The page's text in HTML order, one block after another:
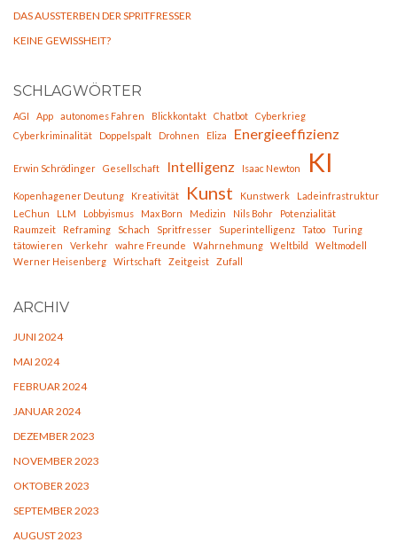
DAS AUSSTERBEN DER SPRITFRESSER
KEINE GEWISSHEIT?
SCHLAGWÖRTER
AGI App autonomes Fahren Blickkontakt Chatbot
Cyberkrieg
Cyberkriminalität
Doppelspalt Drohnen Eliza Energieeffizienz
Erwin Schrödinger Gesellschaft Intelligenz Isaac Newton KI
Kopenhagener Deutung Kreativität Kunst Kunstwerk
Ladeinfrastruktur
LeChun
LLM Lobbyismus Max Born Medizin Nils Bohr
Potenzialität
Raumzeit
Reframing Schach Spritfresser Superintelligenz Tatoo
Turing
tätowieren
Verkehr wahre Freunde Wahrnehmung Weltbild
Weltmodell
Werner Heisenberg
Wirtschaft Zeitgeist Zufall
ARCHIV
JUNI 2024
MAI 2024
FEBRUAR 2024
JANUAR 2024
DEZEMBER 2023
NOVEMBER 2023
OKTOBER 2023
SEPTEMBER 2023
AUGUST 2023